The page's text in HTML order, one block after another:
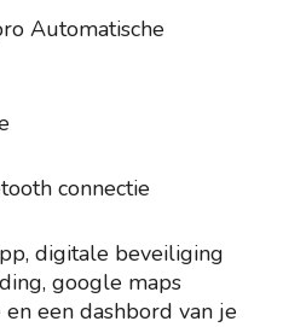
Automatische
connectie
digitale beveiliging
google maps
een dashbord van je